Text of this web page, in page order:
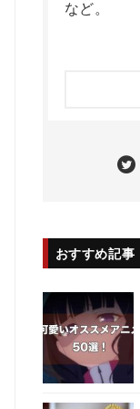
など。
おすすめ記事